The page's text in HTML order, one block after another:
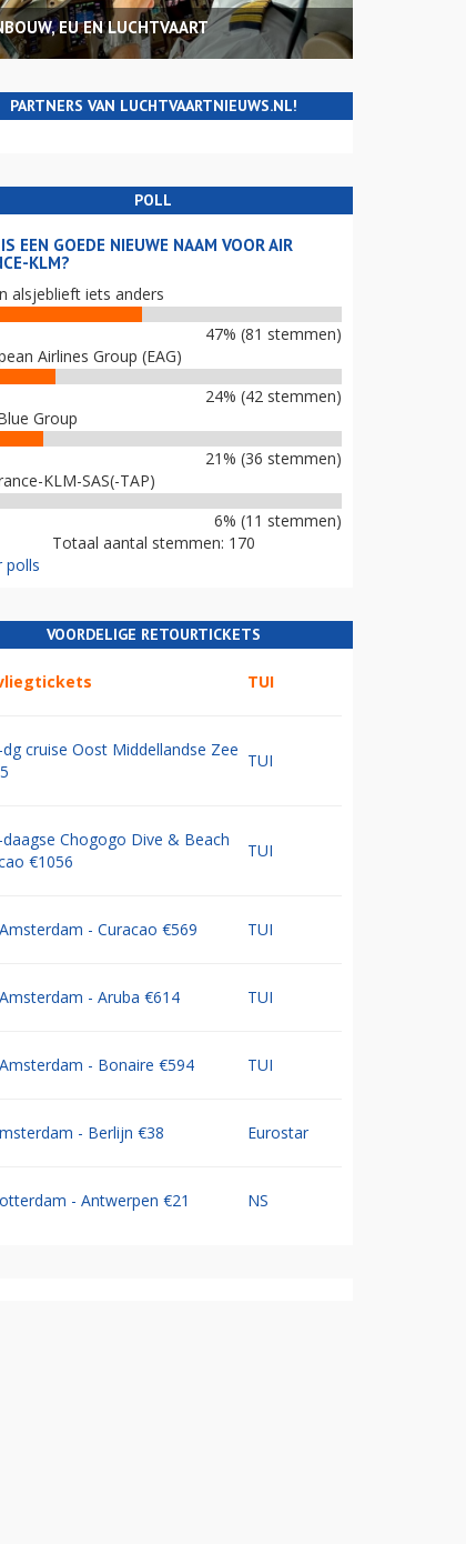
EU EN LUCHTVAART
PARTNERS VAN LUCHTVAARTNIEUWS.NL!
POLL
EEN GOEDE NIEUWE NAAM VOOR AIR
KLM?
alsjeblieft iets anders
47% (81 stemmen)
Airlines Group (EAG)
24% (42 stemmen)
Group
21% (36 stemmen)
KLM-SAS(-TAP)
6% (11 stemmen)
Totaal aantal stemmen: 170
polls
VOORDELIGE RETOURTICKETS
TUI
dg cruise Oost Middellandse Zee
TUI
daagse Chogogo Dive & Beach
€1056
TUI
- Curacao €569 TUI
- Aruba €614 TUI
- Bonaire €594 TUI
- Berlijn €38 Eurostar
- Antwerpen €21 NS